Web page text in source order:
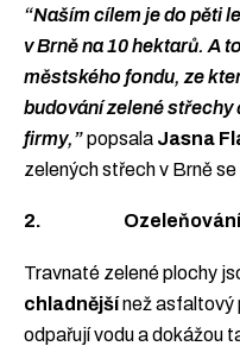
“Naším cílem je do pěti
v Brně na 10 hektarů. A
městského fondu, ze
budování zelené
firmy,”popsala Jasna
zelených střech v Brně
2. Ozeleňování
Travnaté zelené plochy
chladnějšínež asfaltový
odpařují vodu a dokážou